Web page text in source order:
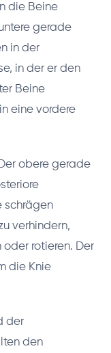
die Beine
gerade
in der
in der er den
Beine
eine vordere
obere gerade
schrägen
verhindern,
rotieren. Der
die Knie
der
den